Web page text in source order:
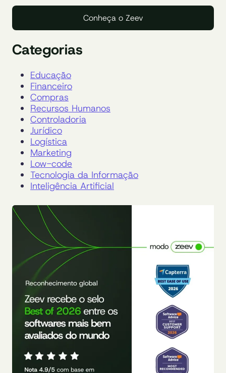
Conheça o Zeev
Categorias
Educação
Financeiro
Compras
Recursos Humanos
Controladoria
Jurídico
Logística
Marketing
Low-code
Tecnologia da Informação
Inteligência Artificial